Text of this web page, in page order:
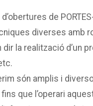
de
diverses amb
la realització d’un
són amplis i
que l’operari